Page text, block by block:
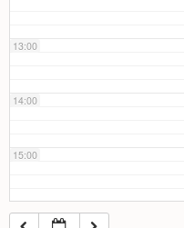
13:00
14:00
15:00
16:00